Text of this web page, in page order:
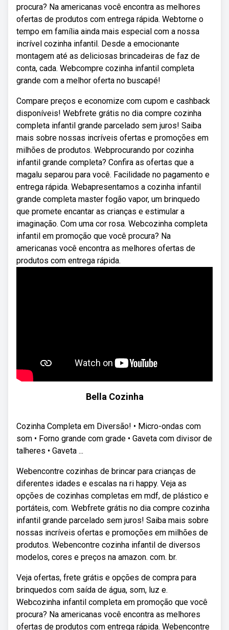
procura? Na americanas você encontra as melhores
ofertas de produtos com entrega rápida. Webtorne o
tempo em família ainda mais especial com a nossa
incrível cozinha infantil. Desde a emocionante
montagem até as deliciosas brincadeiras de faz de
conta, cada. Webcompre cozinha infantil completa
grande com a melhor oferta no buscapé!
Compare preços e economize com cupom e cashback
disponíveis! Webfrete grátis no dia compre cozinha
completa infantil grande parcelado sem juros! Saiba
mais sobre nossas incríveis ofertas e promoções em
milhões de produtos. Webprocurando por cozinha
infantil grande completa? Confira as ofertas que a
magalu separou para você. Facilidade no pagamento e
entrega rápida. Webapresentamos a cozinha infantil
grande completa master fogão vapor, um brinquedo
que promete encantar as crianças e estimular a
imaginação. Com uma cor rosa. Webcozinha completa
infantil em promoção que você procura? Na
americanas você encontra as melhores ofertas de
produtos com entrega rápida.
Bella Cozinha
Cozinha Completa em Diversão! • Micro-ondas com
som • Forno grande com grade • Gaveta com divisor de
talheres • Gaveta ...
Webencontre cozinhas de brincar para crianças de
diferentes idades e escalas na ri happy. Veja as
opções de cozinhas completas em mdf, de plástico e
portáteis, com. Webfrete grátis no dia compre cozinha
infantil grande parcelado sem juros! Saiba mais sobre
nossas incríveis ofertas e promoções em milhões de
produtos. Webencontre cozinha infantil de diversos
modelos, cores e preços na amazon. com. br.
Veja ofertas, frete grátis e opções de compra para
brinquedos com saída de água, som, luz e.
Webcozinha infantil completa em promoção que você
procura? Na americanas você encontra as melhores
ofertas de produtos com entrega rápida. Webencontre